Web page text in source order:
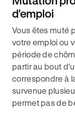
d'emploi
Vous êtes muté
votre emploi ou
période de
partir au bout
correspondre à
survenue
permet pas de